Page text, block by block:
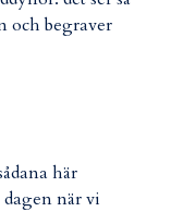
och begraver
här
när vi